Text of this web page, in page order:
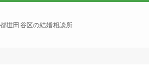
世田谷区の結婚相談所